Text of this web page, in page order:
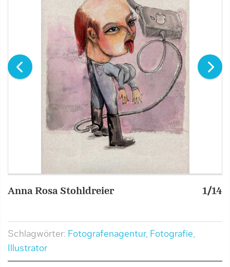
Anna Rosa Stohldreier 1/14
Schlagwörter: Fotografenagentur, Fotografie,
Illustrator